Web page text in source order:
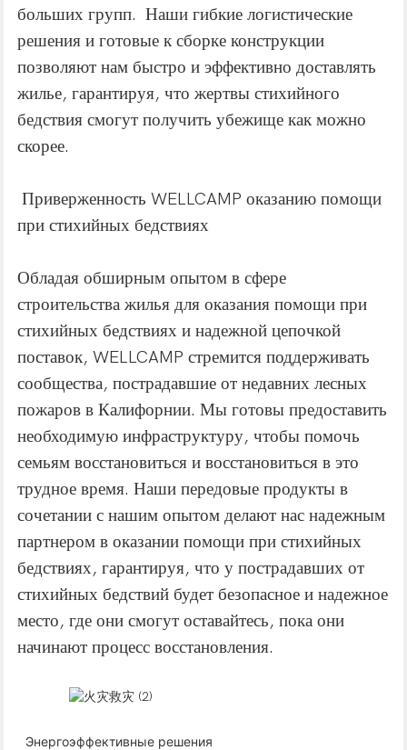
больших групп. Наши гибкие логистические
решения и готовые к сборке конструкции
позволяют нам быстро и эффективно доставлять
жилье, гарантируя, что жертвы стихийного
бедствия смогут получить убежище как можно
скорее.
Приверженность WELLCAMP оказанию помощи
при стихийных бедствиях
Обладая обширным опытом в сфере
строительства жилья для оказания помощи при
стихийных бедствиях и надежной цепочкой
поставок, WELLCAMP стремится поддерживать
сообщества, пострадавшие от недавних лесных
пожаров в Калифорнии. Мы готовы предоставить
необходимую инфраструктуру, чтобы помочь
семьям восстановиться и восстановиться в это
трудное время. Наши передовые продукты в
сочетании с нашим опытом делают нас надежным
партнером в оказании помощи при стихийных
бедствиях, гарантируя, что у пострадавших от
стихийных бедствий будет безопасное и надежное
место, где они смогут оставайтесь, пока они
начинают процесс восстановления.
Энергоэффективные решения